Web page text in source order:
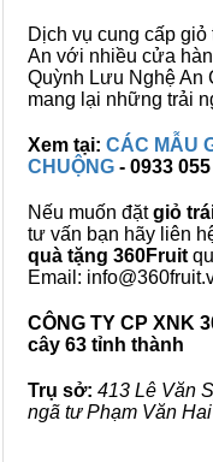
Dịch vụ cung cấp
An với nhiều cửa
Quỳnh Lưu Nghệ An
mang lại những trải
Xem tại: CÁC MẪU
CHUỘNG - 0933
Nếu muốn đặtgiỏ
tư vấn bạn hãy liên
quà tặng 360Fruit
Email:
CÔNG TY CP XNK
cây 63 tỉnh thành
Trụ sở: 413 Lê Văn
ngã tư Phạm Văn